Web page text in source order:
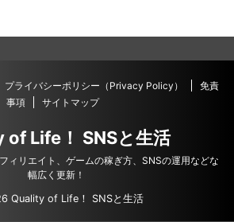
プライバシーポリシー（Privacy Policy）
免責
事項
サイトマップ
of Life！ SNSと生活
ィリエイト、ゲームの稼ぎ方、SNSの運用などな
幅広く更新！
Quality of Life！ SNSと生活